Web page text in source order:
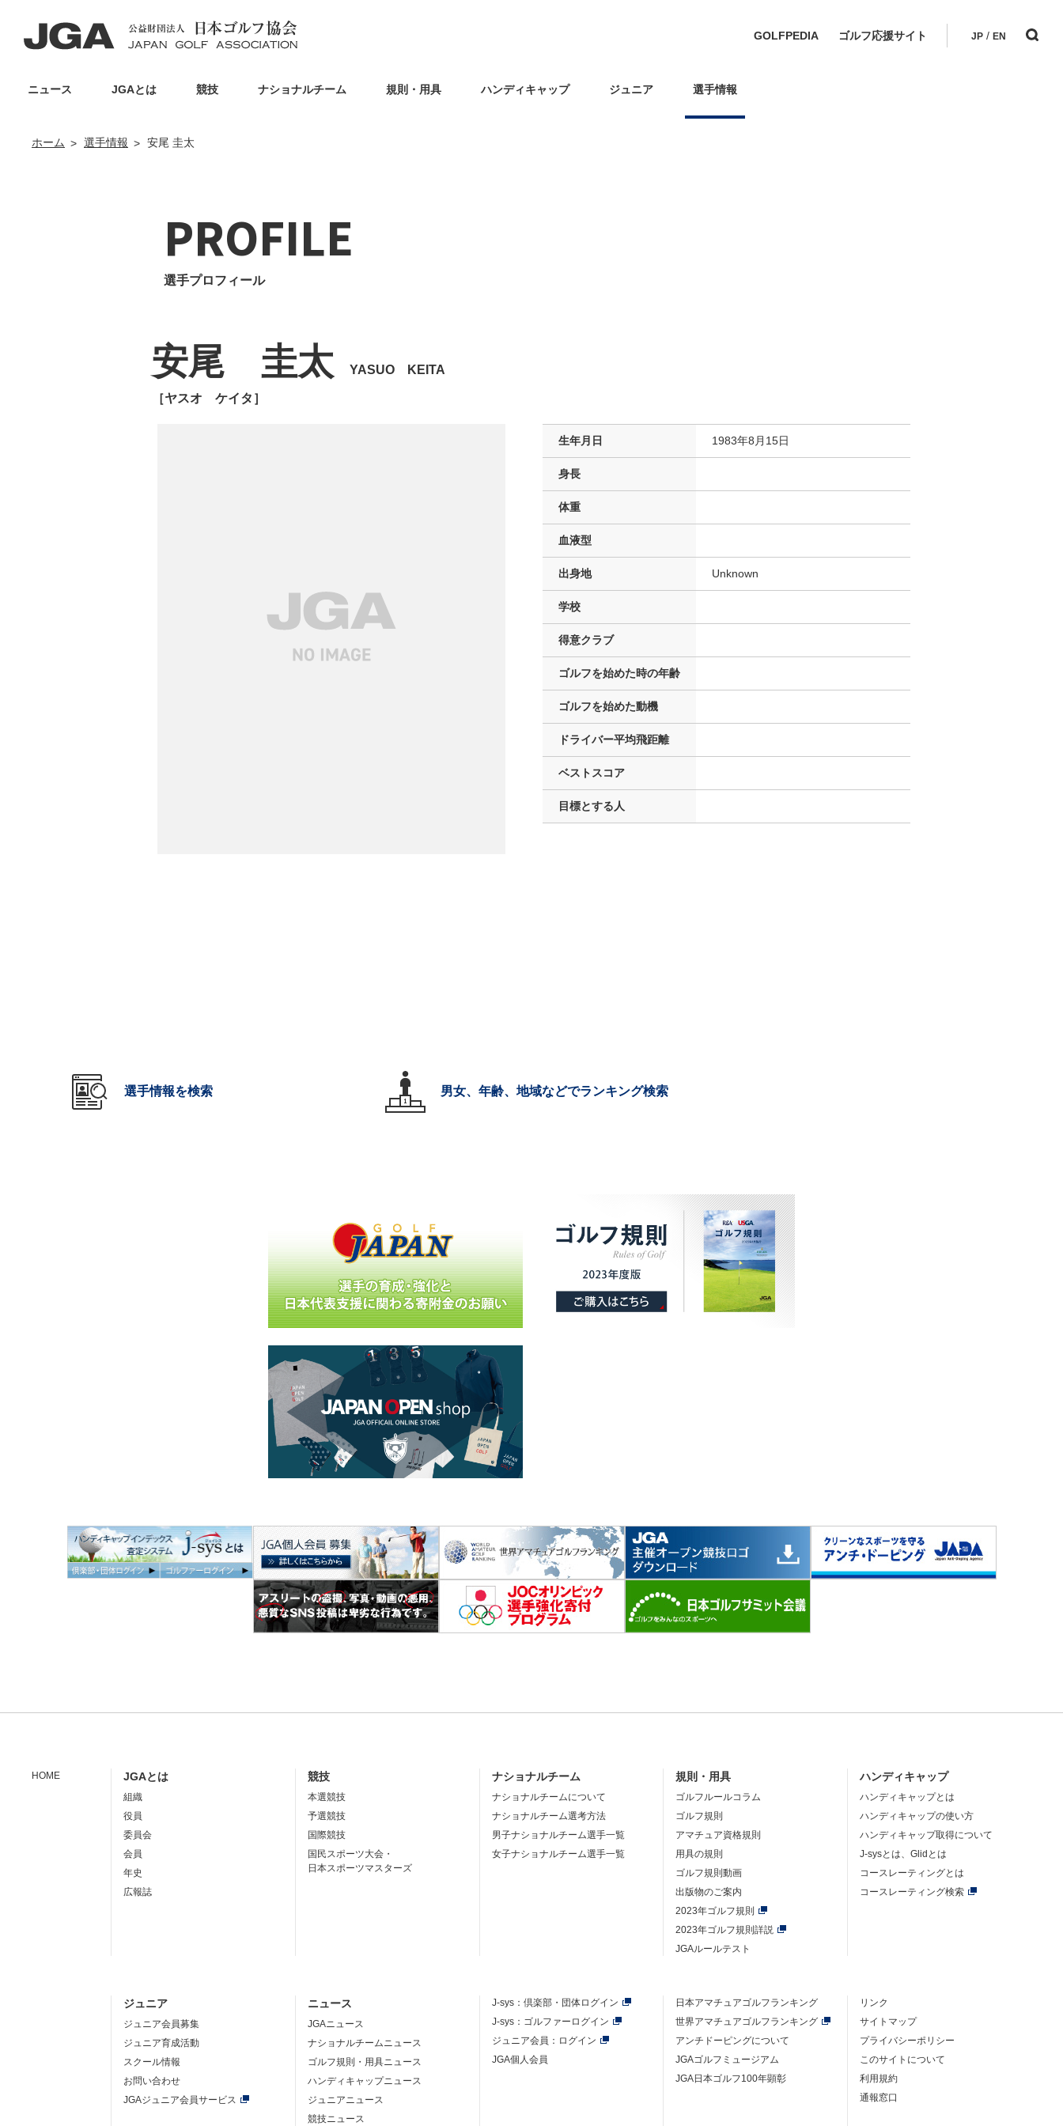
GOLFPEDIA ゴルフ応援サイト JP / EN
ニュース JGAとは 競技 ナショナルチーム 規則・用具 ハンディキャップ ジュニア 選手情報
ホーム 選手情報 安尾 圭太
PROFILE
選手プロフィール
安尾 圭太 YASUO KEITA
［ヤスオ ケイタ］
生年月日 1983年8月15日
身長
体重
血液型
出身地 Unknown
学校
得意クラブ
ゴルフを始めた時の年齢
ゴルフを始めた動機
ドライバー平均飛距離
ベストスコア
目標とする人
選手情報を検索 男女、年齢、地域などでランキング検索
HOME JGAとは
組織
役員
委員会
会員
年史
広報誌
競技
本選競技
予選競技
国際競技
国民スポーツ大会・
日本スポーツマスターズ
ナショナルチーム
ナショナルチームについて
ナショナルチーム選考方法
男子ナショナルチーム選手一覧
女子ナショナルチーム選手一覧
規則・用具
ゴルフルールコラム
ゴルフ規則
アマチュア資格規則
用具の規則
ゴルフ規則動画
出版物のご案内
2023年ゴルフ規則
2023年ゴルフ規則詳説
JGAルールテスト
ハンディキャップ
ハンディキャップとは
ハンディキャップの使い方
ハンディキャップ取得について
J-sysとは、Glidとは
コースレーティングとは
コースレーティング検索
ジュニア
ジュニア会員募集
ジュニア育成活動
スクール情報
お問い合わせ
JGAジュニア会員サービス
ニュース
JGAニュース
ナショナルチームニュース
ゴルフ規則・用具ニュース
ハンディキャップニュース
ジュニアニュース
競技ニュース
J-sys： 倶楽部・団体ログイン
J-sys：ゴルファーログイン
ジュニア会員：ログイン
JGA個人会員
日本アマチュアゴルフランキング
世界アマチュアゴルフランキング
アンチドーピングについて
JGAゴルフミュージアム
JGA日本ゴルフ100年顕彰
リンク
サイトマップ
プライバシーポリシー
このサイトについて
利用規約
通報窓口